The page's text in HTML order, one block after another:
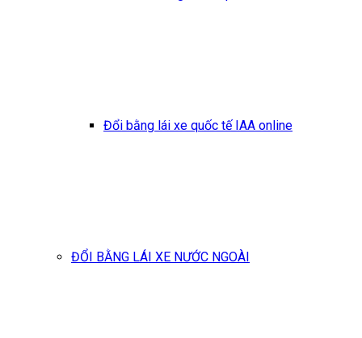
Đổi bằng lái xe quốc tế IAA online
ĐỔI BẰNG LÁI XE NƯỚC NGOÀI